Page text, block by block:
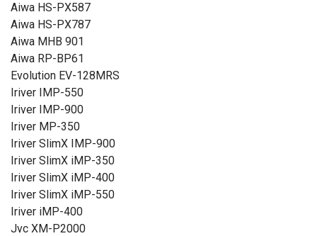
Aiwa HS-PX587
Aiwa HS-PX787
Aiwa MHB 901
Aiwa RP-BP61
Evolution EV-128MRS
Iriver IMP-550
Iriver IMP-900
Iriver MP-350
Iriver SlimX IMP-900
Iriver SlimX iMP-350
Iriver SlimX iMP-400
Iriver SlimX iMP-550
Iriver iMP-400
Jvc XM-P2000